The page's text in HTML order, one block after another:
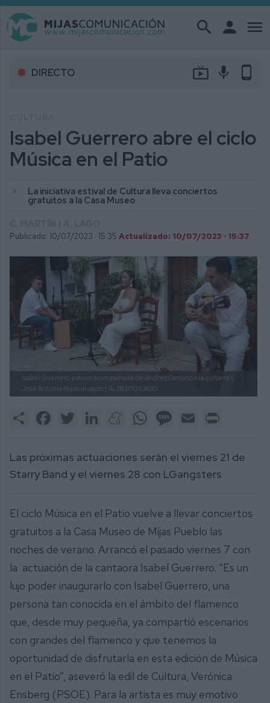
search person menu
DIRECTO live_tv mic phone_android
Isabel Guerrero abre el ciclo
Música en el Patio
La iniciativa estival de Cultura lleva conciertos
gratuitos a la Casa Museo
Publicado: 10/07/2023 · 15:35 Actualizado: 10/07/2023 · 15:37
Isabel Guerrero estuvo acompañada de Andrés Cansino a la guitarra y
José Antonio Rojas al cajón | ALBERTO LAGO
Share FacebookTwitter LinkedInMeneameWhatsAppMessage
Email
Las próximas actuaciones serán el viernes 21 de
Starry Band y el viernes 28 con LGangsters
El ciclo Música en el Patio vuelve a llevar conciertos
gratuitos a la Casa Museo de Mijas Pueblo las
noches de verano. Arrancó el pasado viernes 7 con
la actuación de la cantaora Isabel Guerrero. “Es un
lujo poder inaugurarlo con Isabel Guerrero, una
persona tan conocida en el ámbito del flamenco
que, desde muy pequeña, ya compartió escenarios
con grandes del flamenco y que tenemos la
oportunidad de disfrutarla en esta edición de Música
en el Patio”, aseveró la edil de Cultura, Verónica
Ensberg (PSOE). Para la artista es muy emotivo